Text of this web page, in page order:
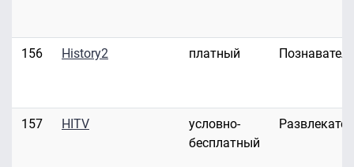
156 History2 платный
157 HITV
условно-
бесплатный